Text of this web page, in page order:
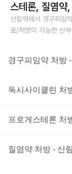
스테론, 질염약
신림역에서 경구피임
료/처방이 가능한 산
경구피임약 처방
독시사이클린 처
프로게스테론 처
질염약 처방 - 신